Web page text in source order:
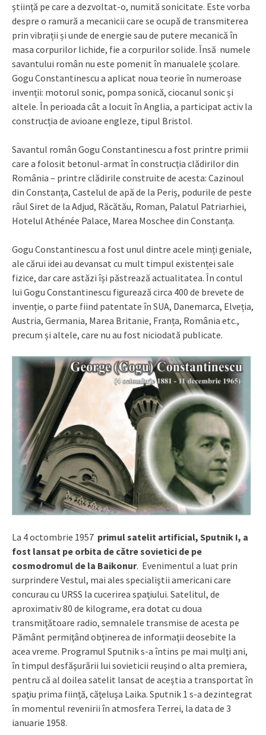
știință pe care a dezvoltat-o, numită sonicitate. Este vorba
despre o ramură a mecanicii care se ocupă de transmiterea
prin vibrații și unde de energie sau de putere mecanică în
masa corpurilor lichide, fie a corpurilor solide. Însă numele
savantului român nu este pomenit în manualele școlare.
Gogu Constantinescu a aplicat noua teorie în numeroase
invenții: motorul sonic, pompa sonică, ciocanul sonic și
altele. În perioada cât a locuit în Anglia, a participat activ la
construcția de avioane engleze, tipul Bristol.
Savantul român Gogu Constantinescu a fost printre primii
care a folosit betonul-armat în construcția clădirilor din
România – printre clădirile construite de acesta: Cazinoul
din Constanța, Castelul de apă de la Periș, podurile de peste
râul Siret de la Adjud, Răcătău, Roman, Palatul Patriarhiei,
Hotelul Athénée Palace, Marea Moschee din Constanța.
Gogu Constantinescu a fost unul dintre acele minți geniale,
ale cărui idei au devansat cu mult timpul existenței sale
fizice, dar care astăzi își păstrează actualitatea. În contul
lui Gogu Constantinescu figurează circa 400 de brevete de
invenție, o parte fiind patentate în SUA, Danemarca, Elveția,
Austria, Germania, Marea Britanie, Franța, România etc.,
precum și altele, care nu au fost niciodată publicate.
La 4 octombrie 1957 primul satelit artificial, Sputnik I, a
fost lansat pe orbita de către sovietici de pe
cosmodromul de la Baikonur. Evenimentul a luat prin
surprindere Vestul, mai ales specialiştii americani care
concurau cu URSS la cucerirea spaţiului. Satelitul, de
aproximativ 80 de kilograme, era dotat cu doua
transmiţătoare radio, semnalele transmise de acesta pe
Pământ permiţând obţinerea de informaţii deosebite la
acea vreme. Programul Sputnik s-a întins pe mai mulţi ani,
în timpul desfăşurării lui sovieticii reuşind o alta premiera,
pentru că al doilea satelit lansat de aceştia a transportat în
spaţiu prima fiinţă, căţeluşa Laika. Sputnik 1 s-a dezintegrat
în momentul revenirii în atmosfera Terrei, la data de 3
ianuarie 1958.